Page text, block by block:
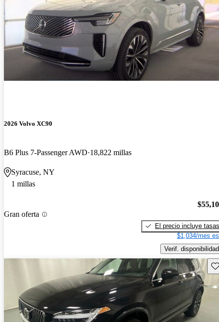
2026 Volvo XC90
B6 Plus 7-Passenger AWD 18,822 millas
Syracuse, NY
1 millas
Gran oferta
El precio incluye tasas
$1,034/mes
Verif. disponibilidad